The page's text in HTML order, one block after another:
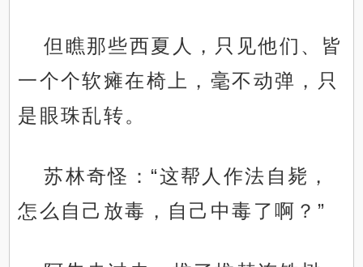
但瞧那些西夏人，只见他们、皆
一个个软瘫在椅上，毫不动弹，只
是眼珠乱转。
苏林奇怪：“这帮人作法自毙，
怎么自己放毒，自己中毒了啊？”